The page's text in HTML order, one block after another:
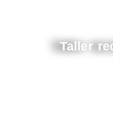
Taller